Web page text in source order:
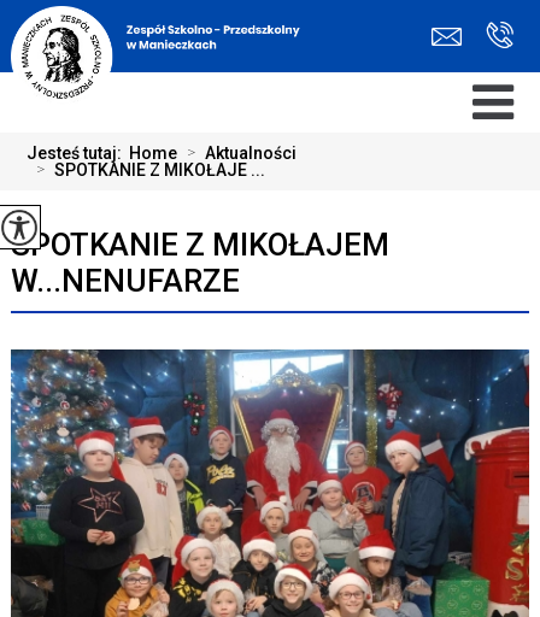
Jesteś tutaj: Home > Aktualności
> SPOTKANIE Z MIKOŁAJE ...
SPOTKANIE Z MIKOŁAJEM
W...NENUFARZE